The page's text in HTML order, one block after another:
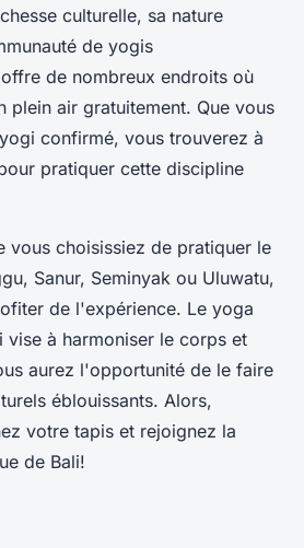
culturelle, sa nature
de yogis
de nombreux endroits où
plein air gratuitement. Que vous
confirmé, vous trouverez à
pratiquer cette discipline
vous choisissiez de pratiquer le
Sanur, Seminyak ou Uluwatu,
de l'expérience. Le yoga
vise à harmoniser le corps et
aurez l'opportunité de le faire
éblouissants. Alors,
votre tapis et rejoignez la
de Bali!